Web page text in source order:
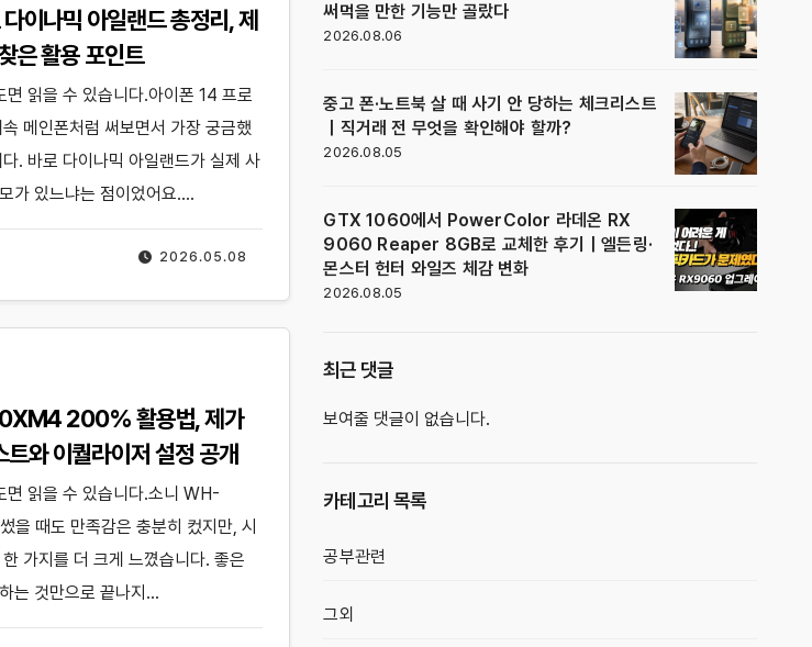
이나믹 아일랜드 총정리, 제
은 활용 포인트
2026.05.08
면 읽을 수 있습니다.아이폰 14 프로
메인폰처럼 써보면서 가장 궁금했
. 바로 다이나믹 아일랜드가 실제 사
가 있느냐는 점이었어요.…
200% 활용법, 제가
트와 이퀄라이저 설정 공개
면 읽을 수 있습니다.소니 WH-
때도 만족감은 충분히 컸지만, 시
가지를 더 크게 느꼈습니다. 좋은
는 것만으로 끝나지…
써먹을 만한 기능만 골랐다
2026.08.06
중고 폰·노트북 살 때 사기 안 당하는 체크리스트
｜직거래 전 무엇을 확인해야 할까?
2026.08.05
GTX 1060에서 PowerColor 라데온 RX
9060 Reaper 8GB로 교체한 후기｜엘든링·
몬스터 헌터 와일즈 체감 변화
2026.08.05
최근 댓글
보여줄 댓글이 없습니다.
카테고리 목록
공부관련
그외